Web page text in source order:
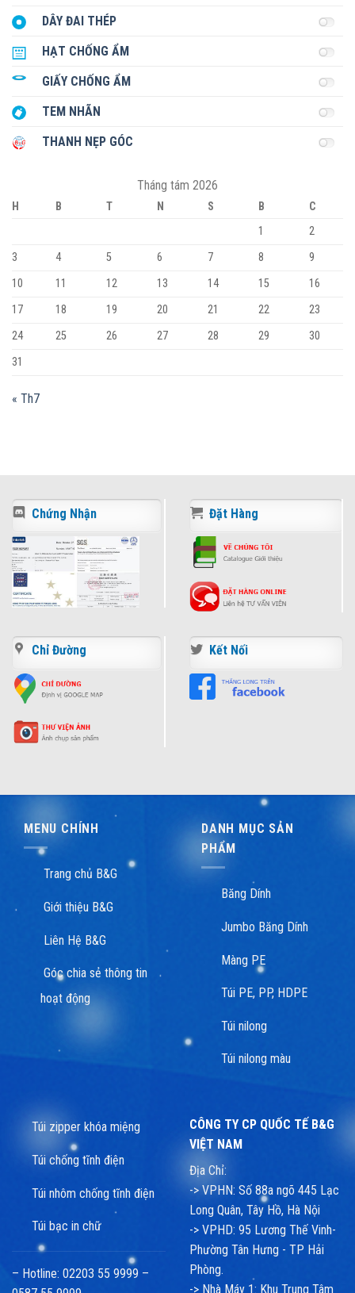
DÂY ĐAI THÉP
HẠT CHỐNG ẨM
GIẤY CHỐNG ẨM
TEM NHÃN
THANH NẸP GÓC
Tháng tám 2026
H B T N S B
C
1
2
3
4 5 6 7 8
9
10
11 12 13 14 15
16
17
18 19 20 21 22
23
24
25 26 27 28 29
30
31
« Th7
Chứng Nhận Đặt Hàng
Chỉ Đường Kết Nối
MENU CHÍNH
Trang chủ B&G
Giới thiệu B&G
Liên Hệ B&G
Góc chia sẻ thông tin
hoạt động
DANH MỤC SẢN
PHẨM
Băng Dính
Jumbo Băng Dính
Màng PE
Túi PE, PP, HDPE
Túi nilong
Túi nilong màu
Túi zipper khóa miệng
Túi chống tĩnh điện
Túi nhôm chống tĩnh điện
Túi bạc in chữ
– Hotline: 02203 55 9999 –
CÔNG TY CP QUỐC TẾ B&G
VIỆT NAM
Địa Chỉ:
-> VPHN: Số 88a ngõ 445 Lạc
Long Quân, Tây Hồ, Hà Nội
-> VPHD: 95 Lương Thế Vinh-
Phường Tân Hưng - TP Hải
Phòng.
-> Nhà Máy 1: Khu Trung Tâm